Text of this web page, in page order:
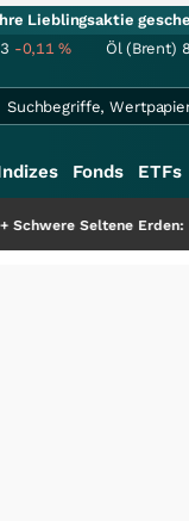
Lieblingsaktie
-0,11% Öl (Brent)
Fonds ETFs
Erden: Entsteht hier